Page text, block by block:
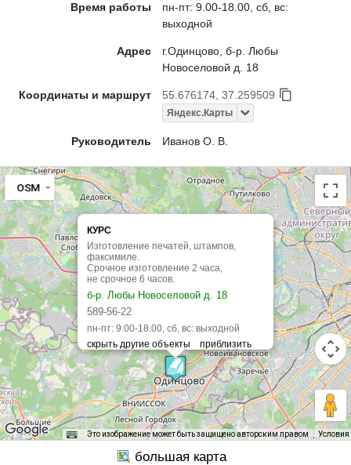
Время работы
пн-пт: 9.00-18.00, сб, вс:
выходной
Адрес
г.Одинцово, б-р. Любы
Новоселовой д. 18
Координаты и маршрут 55.676174, 37.259509
Яндекс.Карты
Руководитель Иванов О. В.
КУРС
Изготовление печатей, штампов,
факсимиле.
Срочное изготовление 2 часа,
не срочное 6 часов.
б-р. Любы Новоселовой д. 18
589-56-22
пн-пт: 9.00-18.00, сб, вс: выходной
OSM
Это изображение может быть защищено авторским правом Условия